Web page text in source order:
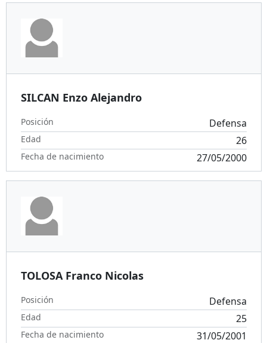
SILCAN Enzo Alejandro
Posición Defensa
Edad 26
Fecha de nacimiento 27/05/2000
TOLOSA Franco Nicolas
Posición Defensa
Edad 25
Fecha de nacimiento 31/05/2001